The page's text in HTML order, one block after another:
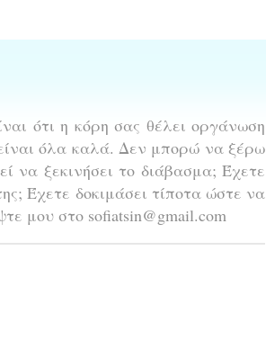
ότι η κόρη σας θέλει οργάνωση
όλα καλά. Δεν μπορώ να ξέρω
να ξεκινήσει το διάβασμα; Έχετε
Έχετε δοκιμάσει τίποτα ώστε να
μου στο sofiatsin@gmail.com